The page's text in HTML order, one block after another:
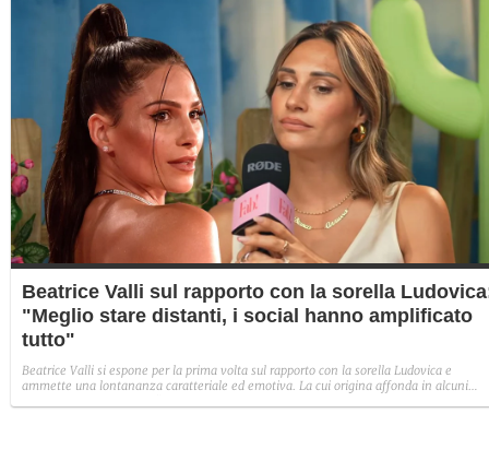
Beatrice Valli sul rapporto con la sorella
"Meglio stare distanti, i social hanno amplificato
tutto"
Beatrice Valli si espone per la prima volta sul rapporto con la sorella Ludovica e
ammette una lontananza caratteriale ed emotiva. La cui origina affonda in alcuni